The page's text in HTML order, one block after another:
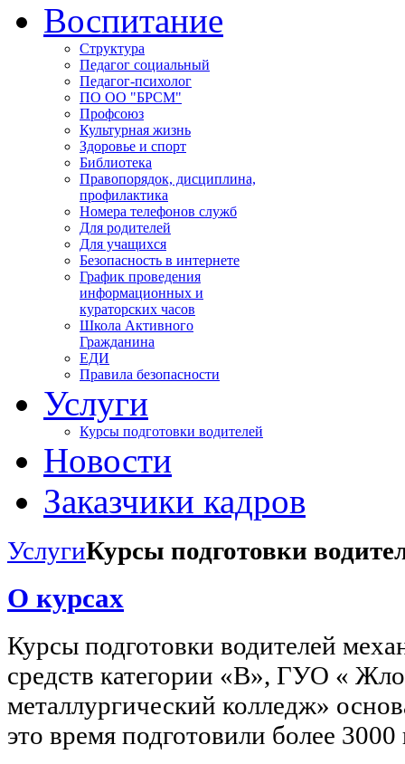
Воспитание
Структура
Педагог социальный
Педагог-психолог
ПО ОО "БРСМ"
Профсоюз
Культурная жизнь
Здоровье и спорт
Библиотека
Правопорядок, дисциплина,
профилактика
Номера телефонов служб
Для родителей
Для учащихся
Безопасность в интернете
График проведения
информационных и
кураторских часов
Школа Активного
Гражданина
ЕДИ
Правила безопасности
Услуги
Курсы подготовки водителей
Новости
Заказчики кадров
УслугиКурсы подготовки
О курсах
Курсы подготовки водителей
средств категории «В», ГУО «
металлургический колледж»
это время подготовили более 3000